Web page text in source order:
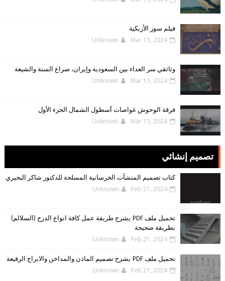
فيلم سور الأزبكية
Unknown Mar 13, 2024
وثائقي سر العداء بين السعودية وإيران، صراع السنة والشيعة
Unknown Mar 13, 2024
فرقة الوحوش غواصات أسطول الشمال الجزء الأول
Unknown Mar 13, 2024
تصميم إنشائي
كتاب تصميم المنشآت الخرسانية المسلحة للدكتور شاكر البحيري
Unknown Feb 21, 2024
تحميل ملف PDF يشرح طريقة عمل كافة انواع الدرج (السلالم)
بطريقة صحيحة
Unknown Feb 21, 2024
تحميل ملف PDF يشرح تصميم الماذن والمداخن والابراج الرفيعة
Unknown Feb 21, 2024